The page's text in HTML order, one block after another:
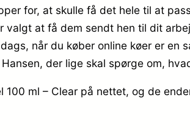
for, at skulle få det hele til at
valgt at få dem sendt hen til dit
når du køber online køer er
der lige skal spørge om,
ml – Clear på nettet, og de